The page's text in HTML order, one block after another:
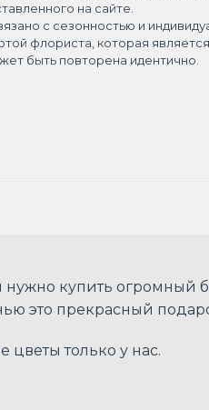
на сайте.
с сезонностью и
флориста, которая
быть повторена идентично.
купить огромный
это прекрасный
цветы только у нас.